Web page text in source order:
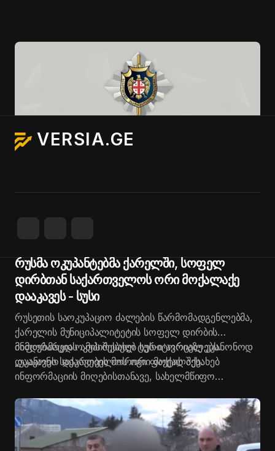
რუსმა ოკუპანტებმა ქარელში, სოფელ
დირბთან საქართველოს ორი მოქალაქე
დააკავეს - სუსი
რუსეთის საოკუპაციო ძალების წარმომადგენლებმა,
ქარელის მუნიციპალიტეტის სოფელ დირბის
მიმდებარედ ოკუპირებულ ტერიტორიაზე უკანონოდ
დააკავეს საქართველოს ორი მოქალაქე.
ინფორმაციას ამის შესახებ სუს-ი ავრცელებს.
„უკანონო დაკავების მორიგი ფაქტის შესახებ
ინფორმაციის მიღებისთანავე, სახელმწიფო
ევროკავშირის სადამკვირვებლო მისიის მიერ
ოპერირებული „ცხელი ხაზი“. ინფორმაცია
დაუყოვნებლივ ეცნობა ჟენევის საერთაშორისო
Load more
VERSIA.GE